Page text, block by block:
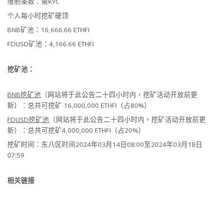
个人每小时挖矿硬顶
BNB矿池：16,666.66 ETHFI
FDUSD矿池：4,166.66 ETHFI
挖矿池：
BNB挖矿池 （网站将于此公告二十四小时内，挖矿活动开放前更
新）：总共可挖矿 16,000,000 ETHFI（占80%）
FDUSD挖矿池 （网站将于此公告二十四小时内，挖矿活动开放前更
新）：总共可挖矿4,000,000 ETHFI（占20%）
挖矿时间：东八区时间2024年03月14日08:00至2024年03月18日
07:59
相关链接